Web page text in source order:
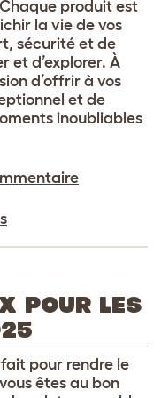
produit est
la vie de vos
sécurité et de
et d’explorer. À
d’offrir à vos
et de
inoubliables
POUR LES
pour rendre le
êtes au bon